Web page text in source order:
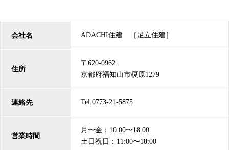
会社名 ADACHI住建 ［足立住建］
住所
〒620-0962
京都府福知山市榎原1279
連絡先 Tel.0773-21-5875
営業時間
月〜金：10:00〜18:00
土日祝日：11:00〜18:00